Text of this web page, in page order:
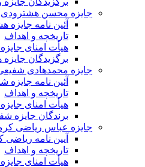
جایزه محسن هشترودی
آئین نامه جایزه
تاریخچه و اهداف
هیأت امنای
برگزیدگان
جایزه محمدهادی
آئین نامه جایزه
تاریخچه و اهداف
هیأت امنای
برندگان جایزه
جایزه عباس ریاضی
آیین نامه ریاضی
تاریخچه و اهداف
هیأت امنای